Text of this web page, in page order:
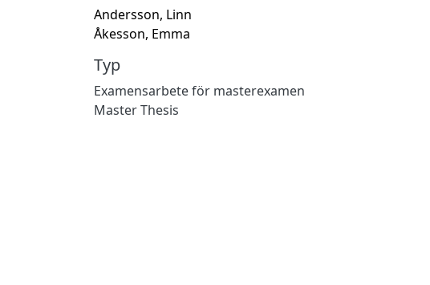
Andersson, Linn
Åkesson, Emma
Typ
Examensarbete för masterexamen
Master Thesis